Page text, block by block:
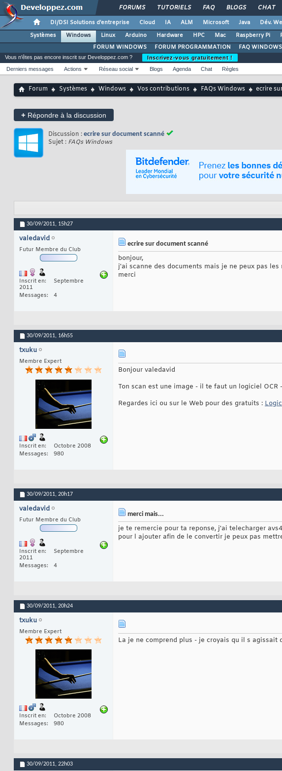
FORUMS TUTORIELS FAQ BLOGS CHAT
DI/DSI Solutions d'entreprise Cloud IA ALM Microsoft Java Dév.
Systèmes
Windows Linux Arduino Hardware HPC Mac Raspberry Pi
FORUM WINDOWS
FORUM PROGRAMMATION FAQ WINDOWS
Vous n'êtes pas encore inscrit sur Developpez.com ?
Inscrivez-vous gratuitement !
Derniers messages
Actions Réseau social Blogs Agenda Chat Règles
Forum Systèmes Windows Vos contributions FAQs Windows ecrire
+ Répondre à la discussion
Discussion : ecrire sur document scanné
Sujet : FAQs Windows
30/09/2011, 15h27
valedavid
Futur Membre du Club
Inscrit en
Septembre
2011
Messages
4
ecrire sur document scanné
bonjour,
j'ai scanne des documents mais je ne peux pas
merci
30/09/2011, 16h55
txuku
Membre Expert
Inscrit en
Octobre 2008
Messages
980
Bonjour valedavid
Ton scan est une image - il te faut un logiciel
Regardes ici ou sur le Web pour des gratuits :
30/09/2011, 20h17
valedavid
Futur Membre du Club
Inscrit en
Septembre
2011
Messages
4
merci mais...
je te remercie pour ta reponse, j'ai telecharger
pour l ajouter afin de le convertir je peux pas
30/09/2011, 20h24
txuku
Membre Expert
Inscrit en
Octobre 2008
Messages
980
La je ne comprend plus - je croyais qu il s agissait
30/09/2011, 22h03